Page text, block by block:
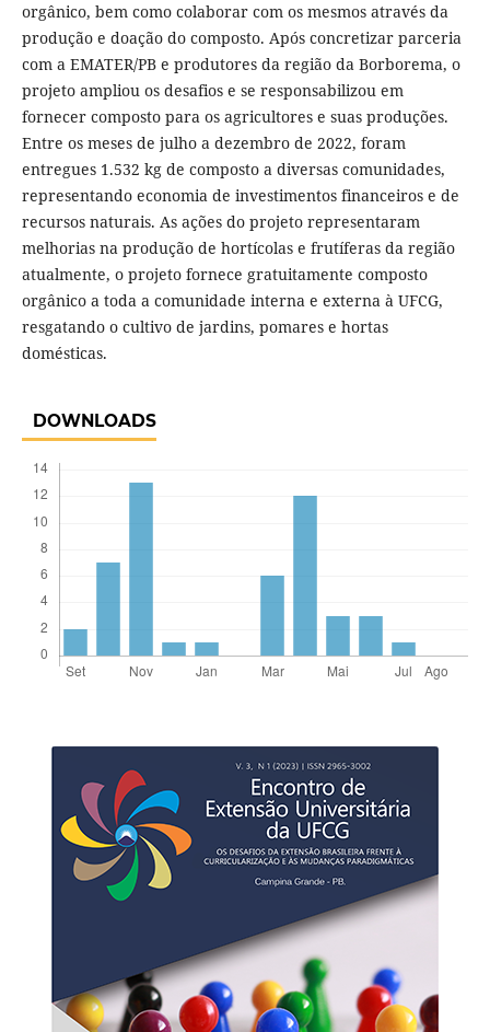
orgânico, bem como colaborar com os mesmos através da
produção e doação do composto. Após concretizar parceria
com a EMATER/PB e produtores da região da Borborema, o
projeto ampliou os desafios e se responsabilizou em
fornecer composto para os agricultores e suas produções.
Entre os meses de julho a dezembro de 2022, foram
entregues 1.532 kg de composto a diversas comunidades,
representando economia de investimentos financeiros e de
recursos naturais. As ações do projeto representaram
melhorias na produção de hortícolas e frutíferas da região
atualmente, o projeto fornece gratuitamente composto
orgânico a toda a comunidade interna e externa à UFCG,
resgatando o cultivo de jardins, pomares e hortas
domésticas.
DOWNLOADS